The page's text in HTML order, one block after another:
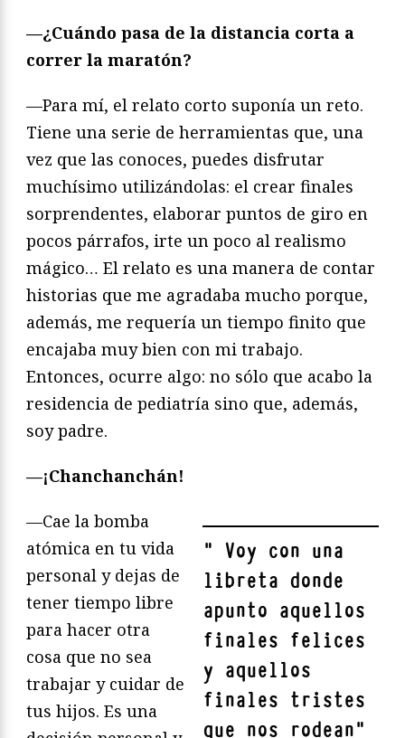
—¿Cuándo pasa de la distancia corta a
correr la maratón?
—Para mí, el relato corto suponía un reto.
Tiene una serie de herramientas que, una
vez que las conoces, puedes disfrutar
muchísimo utilizándolas: el crear finales
sorprendentes, elaborar puntos de giro en
pocos párrafos, irte un poco al realismo
mágico… El relato es una manera de contar
historias que me agradaba mucho porque,
además, me requería un tiempo finito que
encajaba muy bien con mi trabajo.
Entonces, ocurre algo: no sólo que acabo la
residencia de pediatría sino que, además,
soy padre.
—¡Chanchanchán!
" Voy con una
libreta donde
apunto aquellos
finales felices
y aquellos
finales tristes
que nos rodean"
—Cae la bomba
atómica en tu vida
personal y dejas de
tener tiempo libre
para hacer otra
cosa que no sea
trabajar y cuidar de
tus hijos. Es una